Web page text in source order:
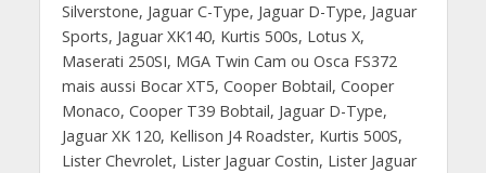
Silverstone, Jaguar C-Type, Jaguar D-Type, Jaguar
Sports, Jaguar XK140, Kurtis 500s, Lotus X,
Maserati 250SI, MGA Twin Cam ou Osca FS372
mais aussi Bocar XT5, Cooper Bobtail, Cooper
Monaco, Cooper T39 Bobtail, Jaguar D-Type,
Jaguar XK 120, Kellison J4 Roadster, Kurtis 500S,
Lister Chevrolet, Lister Jaguar Costin, Lister Jaguar